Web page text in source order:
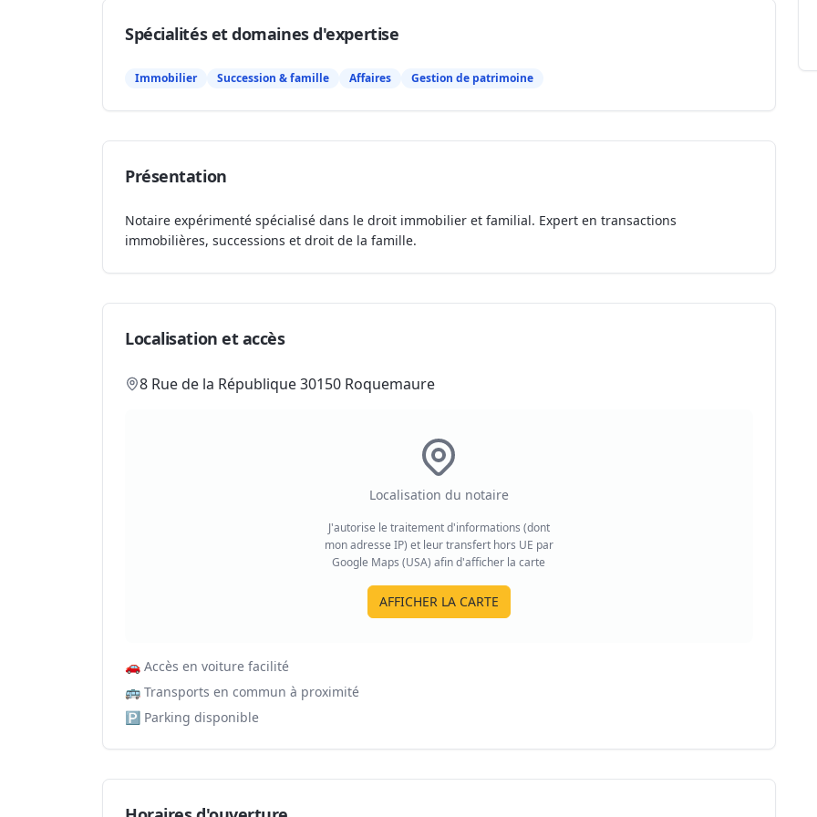
Spécialités et domaines d'expertise
Immobilier Succession & famille Affaires Gestion de patrimoine
Présentation
Notaire expérimenté spécialisé dans le droit immobilier et familial. Expert en transactions
immobilières, successions et droit de la famille.
Localisation et accès
8 Rue de la République 30150 Roquemaure
Localisation du notaire
J'autorise le traitement d'informations (dont
mon adresse IP) et leur transfert hors UE par
Google Maps (USA) afin d'afficher la carte
AFFICHER LA CARTE
🚗 Accès en voiture facilité
🚌 Transports en commun à proximité
🅿️ Parking disponible